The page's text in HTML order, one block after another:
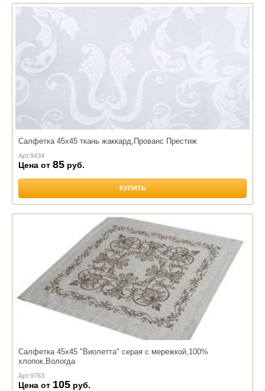
Салфетка 45х45 ткань жаккард,Прованс Престиж
Арт.9434
Цена от 85 руб.
КУПИТЬ
Салфетка 45х45 "Виолетта" серая с мережкой,100%
хлопок,Вологда
Арт.9763
Цена от 105 руб.